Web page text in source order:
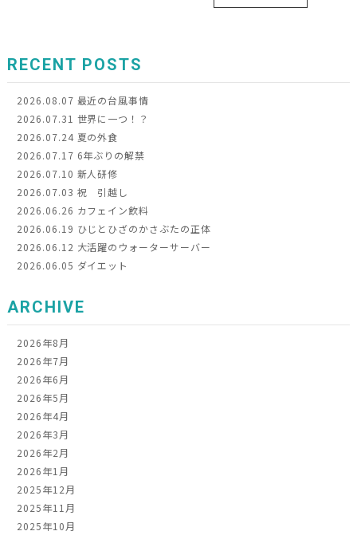
RECENT POSTS
2026.08.07 最近の台風事情
2026.07.31 世界に一つ！？
2026.07.24 夏の外食
2026.07.17 6年ぶりの解禁
2026.07.10 新人研修
2026.07.03 祝 引越し
2026.06.26 カフェイン飲料
2026.06.19 ひじとひざのかさぶたの正体
2026.06.12 大活躍のウォーターサーバー
2026.06.05 ダイエット
ARCHIVE
2026年8月
2026年7月
2026年6月
2026年5月
2026年4月
2026年3月
2026年2月
2026年1月
2025年12月
2025年11月
2025年10月